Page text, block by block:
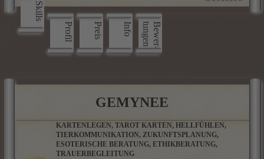
Skills
Profil
Preis Info B
e
w
e
r
­
t
u
n
g
e
n
GEMYNEE
KARTENLEGEN, TAROT KARTEN, HELLFÜHLEN,
TIERKOMMUNIKATION, ZUKUNFTSPLANUNG,
ESOTERISCHE BERATUNG, ETHIKBERATUNG,
TRAUERBEGLEITUNG